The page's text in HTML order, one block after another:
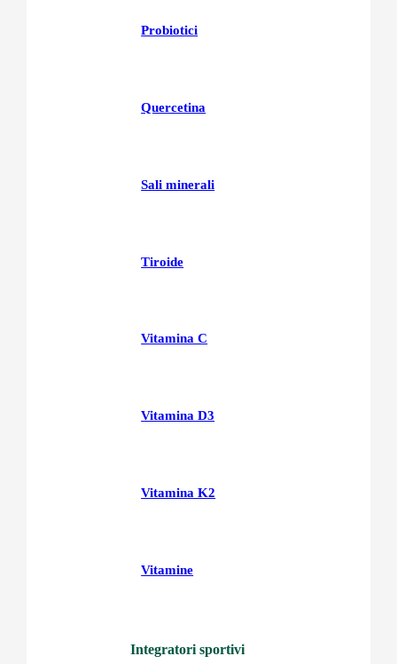
Probiotici
Quercetina
Sali minerali
Tiroide
Vitamina C
Vitamina D3
Vitamina K2
Vitamine
Integratori sportivi